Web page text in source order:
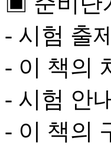
- 시험 출
- 이 책의
- 시험 안
- 이 책의